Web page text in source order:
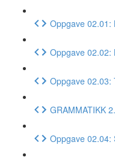
Oppgave 02.01:
Oppgave 02.02:
Oppgave 02.03:
GRAMMATIKK
Oppgave 02.04: